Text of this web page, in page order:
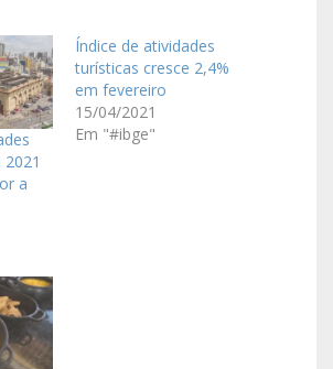
a
Índice de atividades
turísticas cresce 2,4%
em fevereiro
15/04/2021
Em "#ibge"